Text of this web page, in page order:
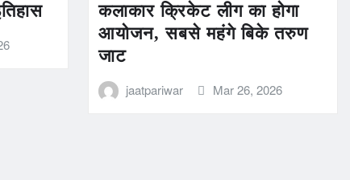
कलाकार क्रिकेट लीग का होगा
आयोजन, सबसे महंगे बिके तरुण
जाट
jaatpariwar Mar 26, 2026